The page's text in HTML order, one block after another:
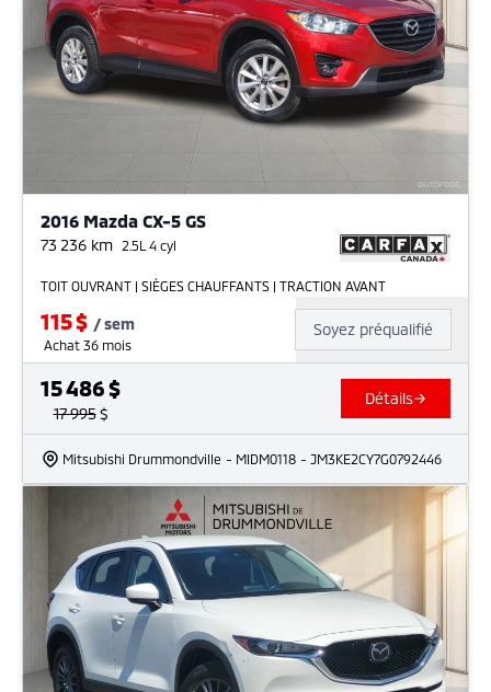
2016 Mazda CX-5 GS
73 236 km 2.5L 4 cyl
TOIT OUVRANT | SIÈGES CHAUFFANTS | TRACTION AVANT
115$ /sem
Achat 36 mois
Soyez préqualifié
15 486$
17 995$
Détails
Mitsubishi Drummondville - MIDM0118 - JM3KE2CY7G0792446